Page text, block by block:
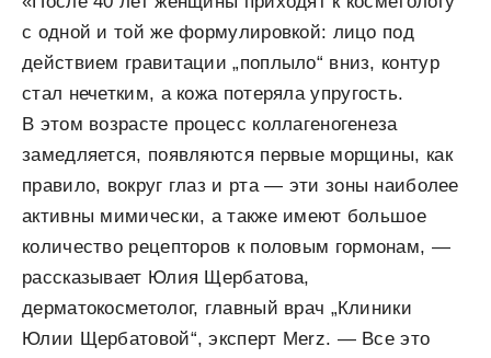
с одной и той же формулировкой: лицо под
действием гравитации „поплыло“ вниз, контур
стал нечетким, а кожа потеряла упругость.
В этом возрасте процесс коллагеногенеза
замедляется, появляются первые морщины, как
правило, вокруг глаз и рта — эти зоны наиболее
активны мимически, а также имеют большое
количество рецепторов к половым гормонам, —
рассказывает Юлия Щербатова,
дерматокосметолог, главный врач „Клиники
Юлии Щербатовой“, эксперт Merz. — Все это